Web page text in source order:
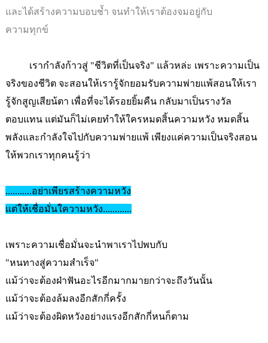
และได้สร้างความบอบช้ำ จนทำให้เราต้องจมอยู่กับ
ความทุกข์
เรากำลังก้าวสู่ "ชีวิตที่เป็นจริง" แล้วหล่ะ เพราะความเป็น
จริงของชีวิต จะสอนให้เรารู้จักยอมรับความพ่ายแพ้สอนให้เรา
รู้จักสูญเสียน้ตา เพื่อที่จะได้รอยยิ้มคืน กลับมาเป็นรางวัล
ตอบแทน แต่มันก็ไม่เคยทำให้ใครหมดสิ้นความหวัง หมดสิ้น
พลังและกำลังใจไปกับความพ่ายแพ้ เพียงแค่ความเป็นจริงสอน
ให้พวกเราทุกคนรู้ว่า
...........อย่าเพียรสร้างความหวัง
แต่ให้เชื่อมั่นใความหวัง............
เพราะความเชื่อมั่นจะนำพาเราไปพบกับ
"หนทางสู่ความสำเร็จ"
แม้ว่าจะต้องฝ่าฟันอะไรอีกมากมายกว่าจะถึงวันนั้น
แม้ว่าจะต้องล้มลงอีกสักกี่ครั้ง
แม้ว่าจะต้องผิดหวังอย่างแรงอีกสักกี่หนก็ตาม